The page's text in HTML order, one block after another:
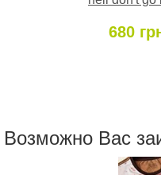
680
Возможно Ваc